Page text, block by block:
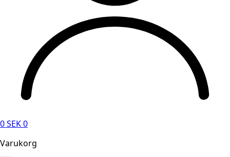
0SEK0
Varukorg